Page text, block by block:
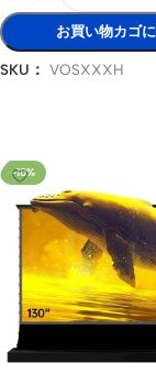
お買い物カゴ
SKU： VOSXXXH
-10%